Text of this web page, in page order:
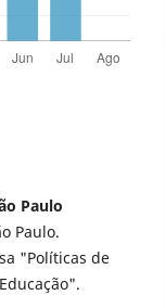
Paulo
Paulo.
"Políticas de